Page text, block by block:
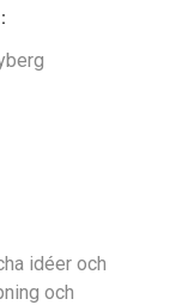
idéer och
och